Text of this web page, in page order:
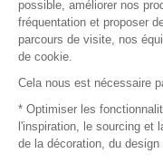
©
possible, améliorer nos
fréquentation et proposer
parcours de visite, nos
de cookie.
Cela nous est nécessaire
* Optimiser les
l'inspiration, le sourcing et
de la décoration, du